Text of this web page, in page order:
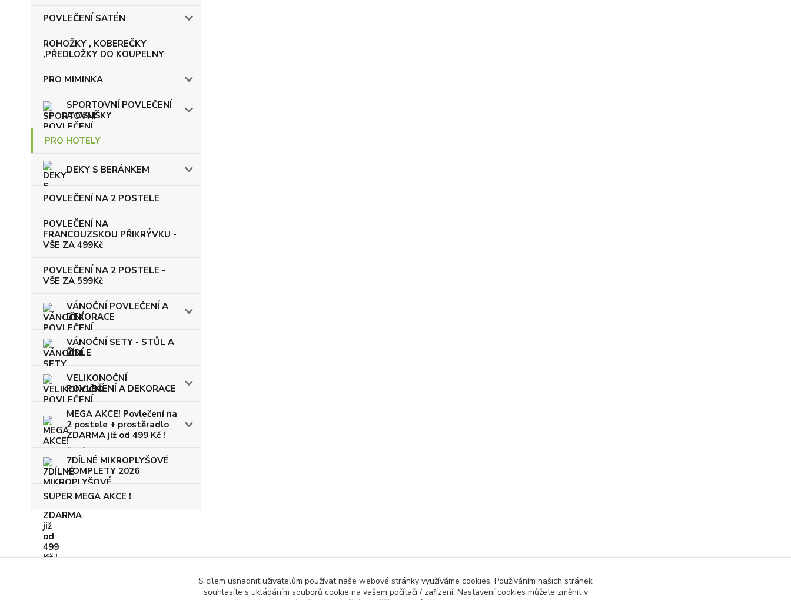
POVLEČENÍ SATÉN
ROHOŽKY , KOBEREČKY
,PŘEDLOŽKY DO KOUPELNY
PRO MIMINKA
SPORTOVNÍ POVLEČENÍ
A OSUŠKY
PRO HOTELY
DEKY S BERÁNKEM
POVLEČENÍ NA 2 POSTELE
POVLEČENÍ NA
FRANCOUZSKOU PŘIKRÝVKU -
VŠE ZA 499Kč
POVLEČENÍ NA 2 POSTELE -
VŠE ZA 599Kč
VÁNOČNÍ POVLEČENÍ A
DEKORACE
VÁNOČNÍ SETY - STŮL A
ŽIDLE
VELIKONOČNÍ
POVLEČENÍ A DEKORACE
MEGA AKCE! Povlečení na
2 postele + prostěradlo
ZDARMA již od 499 Kč !
7DÍLNÉ MIKROPLYŠOVÉ
KOMPLETY 2026
SUPER MEGA AKCE !
S cílem usnadnit uživatelům používat naše webové stránky využíváme cookies. Používáním našich stránek
souhlasíte s ukládáním souborů cookie na vašem počítači / zařízení. Nastavení cookies můžete změnit v